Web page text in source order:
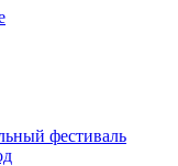
фестиваль